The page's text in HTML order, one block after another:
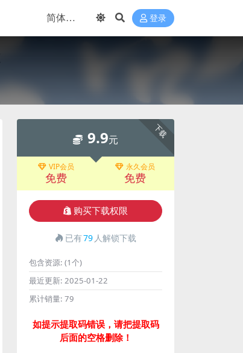
登录
下载
9.9元
VIP会员
免费
永久会员
免费
购买下载权限
已有79 人解锁下载
包含资源: (1个)
最近更新: 2025-01-22
累计销量: 79
如提示提取码错误，请把提取码
后面的空格删除！